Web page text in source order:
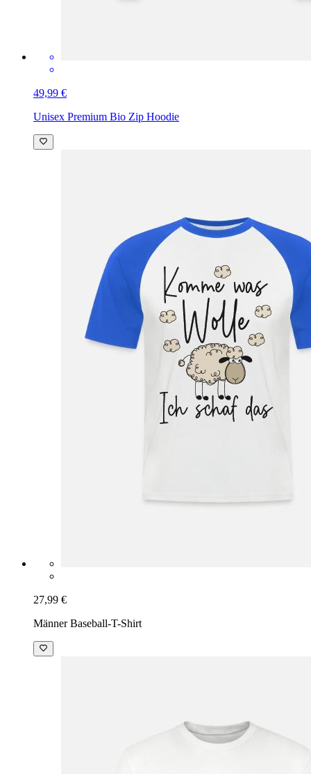
49,99 €
Unisex Premium Bio Zip Hoodie
27,99 €
Männer Baseball-T-Shirt